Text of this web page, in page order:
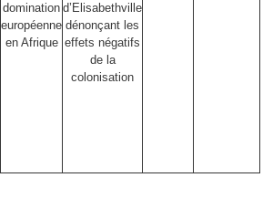
domination
européenne
en Afrique
d’Elisabethville
dénonçant les
effets négatifs
de la
colonisation